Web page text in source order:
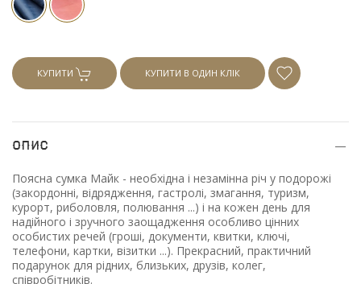
КУПИТИ КУПИТИ В ОДИН КЛІК
Опис
Поясна сумка Майк - необхідна і незамінна річ у подорожі
(закордонні, відрядження, гастролі, змагання, туризм,
курорт, риболовля, полювання ...) і на кожен день для
надійного і зручного заощадження особливо цінних
особистих речей (гроші, документи, квитки, ключі,
телефони, картки, візитки ...). Прекрасний, практичний
подарунок для рідних, близьких, друзів, колег,
співробітників.